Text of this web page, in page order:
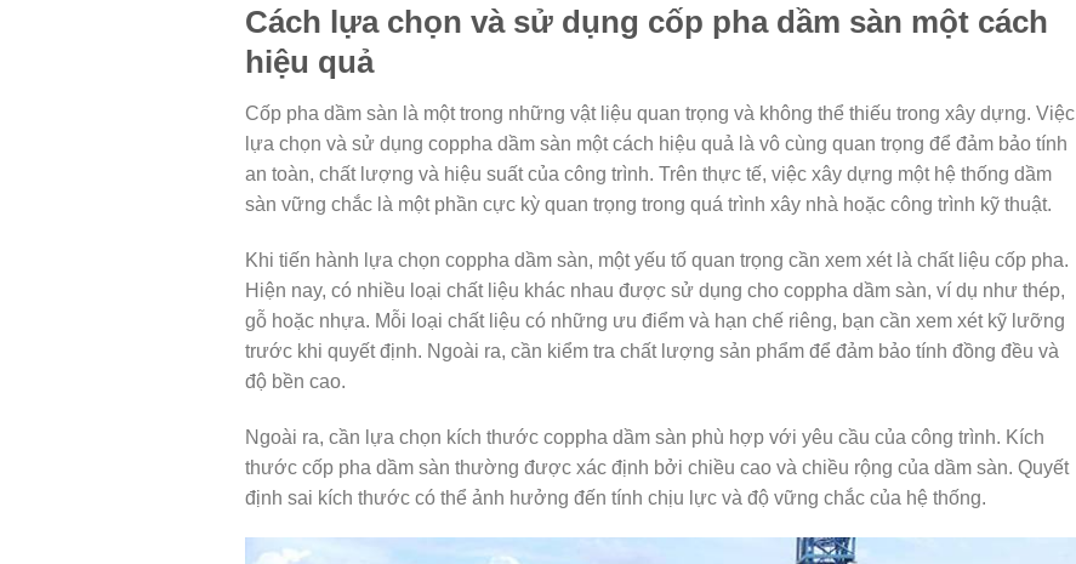
Cách lựa chọn và sử dụng cốp pha dầm sàn một cách
hiệu quả
Cốp pha dầm sàn là một trong những vật liệu quan trọng và không thể thiếu trong xây dựng. Việc
lựa chọn và sử dụng coppha dầm sàn một cách hiệu quả là vô cùng quan trọng để đảm bảo tính
an toàn, chất lượng và hiệu suất của công trình. Trên thực tế, việc xây dựng một hệ thống dầm
sàn vững chắc là một phần cực kỳ quan trọng trong quá trình xây nhà hoặc công trình kỹ thuật.
Khi tiến hành lựa chọn coppha dầm sàn, một yếu tố quan trọng cần xem xét là chất liệu cốp pha.
Hiện nay, có nhiều loại chất liệu khác nhau được sử dụng cho coppha dầm sàn, ví dụ như thép,
gỗ hoặc nhựa. Mỗi loại chất liệu có những ưu điểm và hạn chế riêng, bạn cần xem xét kỹ lưỡng
trước khi quyết định. Ngoài ra, cần kiểm tra chất lượng sản phẩm để đảm bảo tính đồng đều và
độ bền cao.
Ngoài ra, cần lựa chọn kích thước coppha dầm sàn phù hợp với yêu cầu của công trình. Kích
thước cốp pha dầm sàn thường được xác định bởi chiều cao và chiều rộng của dầm sàn. Quyết
định sai kích thước có thể ảnh hưởng đến tính chịu lực và độ vững chắc của hệ thống.